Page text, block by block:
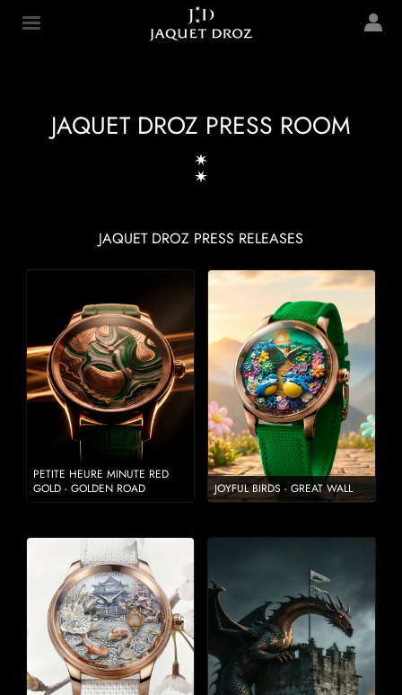
content
Jaquet Droz
JAQUET DROZ PRESS ROOM
JAQUET DROZ PRESS RELEASES
PETITE HEURE MINUTE RED
GOLD - GOLDEN ROAD
JOYFUL BIRDS - GREAT WALL